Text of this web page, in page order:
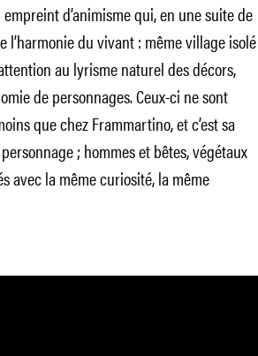
d’animisme qui, en une suite de
du vivant : même village isolé
au lyrisme naturel des décors,
de personnages. Ceux-ci ne sont
que chez Frammartino, et c’est sa
; hommes et bêtes, végétaux
avec la même curiosité, la même